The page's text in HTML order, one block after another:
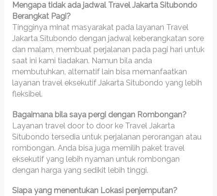
Mengapa tidak ada jadwal Travel Jakarta Situbondo
Berangkat Pagi?
Tingginya minat masyarakat pada layanan Travel
Jakarta Situbondo dengan jadwal keberangkatan sore
dan malam, membuat perjalanan pada pagi hari untuk
saat ini kami tiadakan. Namun bila anda
membutuhkan, alternatif lain bisa memanfaatkan
layanan travel eksekutif Jakarta Situbondo yang lebih
fleksibel.
Bagaimana bila saya pergi dengan Rombongan?
Layanan travel door to door ke Travel Jakarta
Situbondo tersedia untuk perjalanan perorangan atau
rombongan. Anda bisa juga memilih paket travel
eksekutif yang lebih nyaman untuk rombongan
dengan harga yang sedikit lebih tinggi.
Siapa yang menentukan Lokasi penjemputan?